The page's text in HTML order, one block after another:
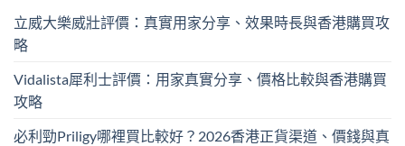
立威大樂威壯評價：真實用家分享、效果時長與香港購買攻
略
Vidalista犀利士評價：用家真實分享、價格比較與香港購買
攻略
必利勁Priligy哪裡買比較好？2026香港正貨渠道、價錢與真